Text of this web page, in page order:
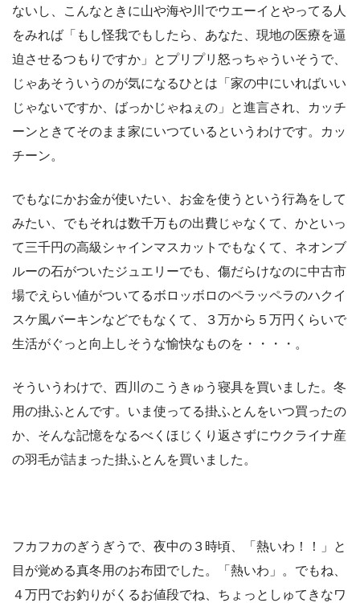
ないし、こんなときに山や海や川でウエーイとやってる人
をみれば「もし怪我でもしたら、あなた、現地の医療を逼
迫させるつもりですか」とプリプリ怒っちゃういそうで、
じゃあそういうのが気になるひとは「家の中にいればいい
じゃないですか、ばっかじゃねぇの」と進言され、カッチ
ーンときてそのまま家にいつているというわけです。カッ
チーン。
でもなにかお金が使いたい、お金を使うという行為をして
みたい、でもそれは数千万もの出費じゃなくて、かといっ
て三千円の高級シャインマスカットでもなくて、ネオンブ
ルーの石がついたジュエリーでも、傷だらけなのに中古市
場でえらい値がついてるボロッボロのペラッペラのハクイ
スケ風バーキンなどでもなくて、３万から５万円くらいで
生活がぐっと向上しそうな愉快なものを・・・・。
そういうわけで、西川のこうきゅう寝具を買いました。冬
用の掛ふとんです。いま使ってる掛ふとんをいつ買ったの
か、そんな記憶をなるべくほじくり返さずにウクライナ産
の羽毛が詰まった掛ふとんを買いました。
フカフカのぎうぎうで、夜中の３時頃、「熱いわ！！」と
目が覚める真冬用のお布団でした。「熱いわ」。でもね、
４万円でお釣りがくるお値段でね、ちょっとしゅてきなワ